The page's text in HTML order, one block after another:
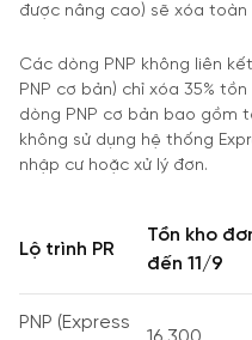
được nâng cao) sẽ xóa
Các dòng PNP không liên
PNP cơ bản) chỉ xóa 35%
dòng PNP cơ bản bao gồm
không sử dụng hệ thống
nhập cư hoặc xử lý đơn.
Lộ trình PR
Tồn kho
đến 11/9
PNP (Express